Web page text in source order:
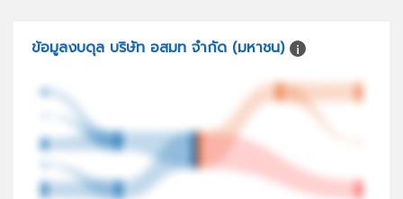
ข้อมูลงบดุล บริษัท อสมท จำกัด (มหาชน)